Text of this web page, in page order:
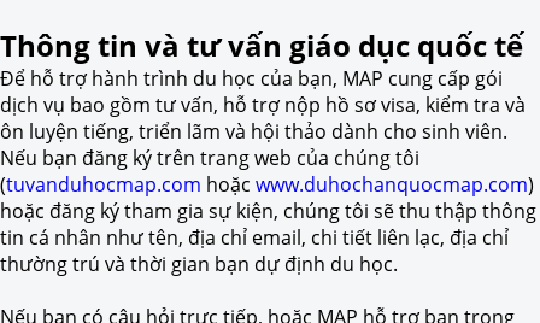
Thông tin và tư vấn giáo dục quốc tế
Để hỗ trợ hành trình du học của bạn, MAP cung cấp gói
dịch vụ bao gồm tư vấn, hỗ trợ nộp hồ sơ visa, kiểm tra và
ôn luyện tiếng, triển lãm và hội thảo dành cho sinh viên.
Nếu bạn đăng ký trên trang web của chúng tôi
(tuvanduhocmap.com hoặc www.duhochanquocmap.com)
hoặc đăng ký tham gia sự kiện, chúng tôi sẽ thu thập thông
tin cá nhân như tên, địa chỉ email, chi tiết liên lạc, địa chỉ
thường trú và thời gian bạn dự định du học.
Nếu bạn có câu hỏi trực tiếp, hoặc MAP hỗ trợ bạn trong